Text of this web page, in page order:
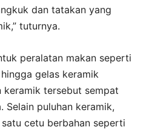
dan tatakan yang
tuturnya.
peralatan makan seperti
gelas keramik
keramik tersebut sempat
Selain puluhan keramik,
cetu berbahan seperti